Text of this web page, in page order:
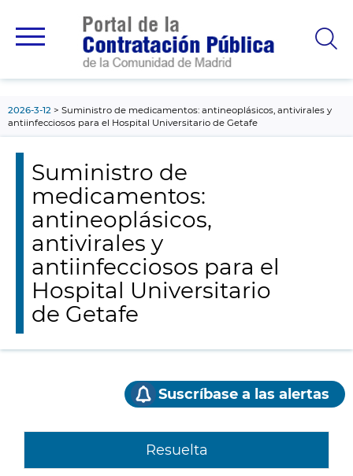
principal
2026-3-12
Suministro de medicamentos: antineoplásicos, antivirales y
antiinfecciosos para el Hospital Universitario de Getafe
Suministro de
medicamentos:
antineoplásicos,
antivirales y
antiinfecciosos para el
Hospital Universitario
de Getafe
Suscríbase a las alertas
Resuelta